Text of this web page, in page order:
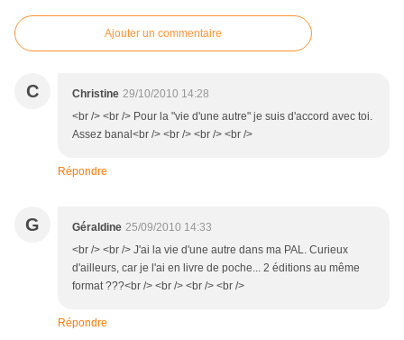
Ajouter un commentaire
C Christine 29/10/2010 14:28
<br /> <br /> Pour la "vie d'une autre" je suis d'accord avec toi.
Assez banal<br /> <br /> <br /> <br />
Répondre
G Géraldine 25/09/2010 14:33
<br /> <br /> J'ai la vie d'une autre dans ma PAL. Curieux
d'ailleurs, car je l'ai en livre de poche... 2 éditions au même
format ???<br /> <br /> <br /> <br />
Répondre